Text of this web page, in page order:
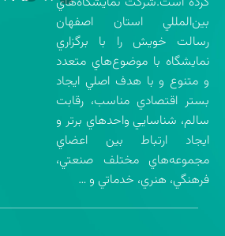
بين‌المللي استان اصفهان
رسالت خويش را با برگزاري
نمايشگاه با موضوع‌هاي متعدد
و متنوع و با هدف اصلي ايجاد
بستر اقتصادي مناسب، رقابت
سالم، شناسايي واحدهاي برتر و
ايجاد ارتباط بين اعضاي
مجموعه‌هاي مختلف صنعتي،
فرهنگي، هنري، خدماتي و …